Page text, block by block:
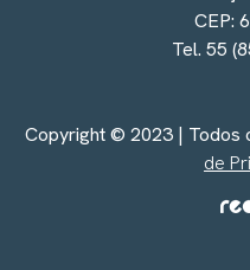
CEP:
Tel. 55
Copyright © 2023 | Todos
de